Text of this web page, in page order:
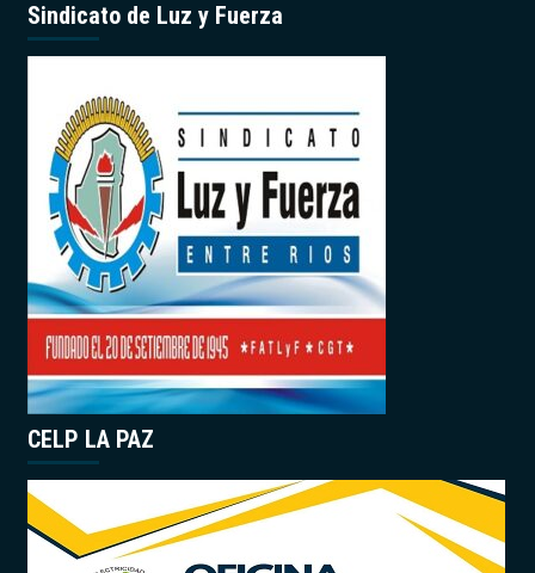
Sindicato de Luz y Fuerza
CELP LA PAZ